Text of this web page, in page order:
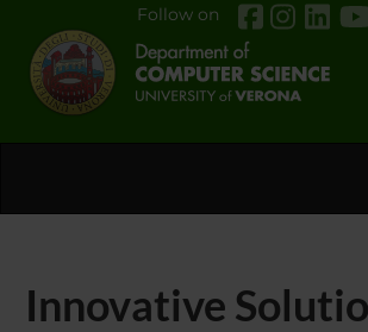
Follow on
Innovative